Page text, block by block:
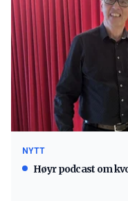
NYTT
Høyr podcast om